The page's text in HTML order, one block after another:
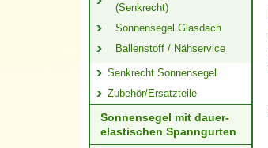
(Senkrecht)
Sonnensegel Glasdach
Ballenstoff / Nähservice
Senkrecht Sonnensegel
Zubehör/Ersatzteile
Sonnensegel mit dauer­
elastischen Spanngurten